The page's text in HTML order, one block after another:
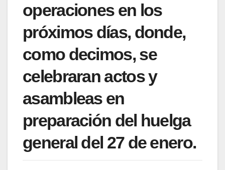
operaciones en los
próximos días, donde,
como decimos, se
celebraran actos y
asambleas en
preparación del huelga
general del 27 de enero.